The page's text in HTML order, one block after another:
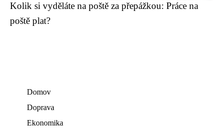
Kolik si vyděláte na poště za přepážkou: Práce na
poště plat?
Domov
Doprava
Ekonomika